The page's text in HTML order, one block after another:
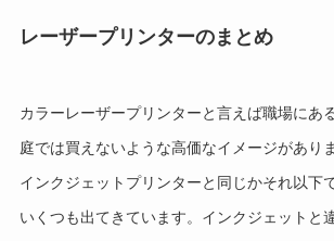
レーザープリンターのまとめ
カラーレーザープリンターと言えば職場にあ
庭では買えないような高価なイメージがあり
インクジェットプリンターと同じかそれ以下
いくつも出てきています。インクジェットと